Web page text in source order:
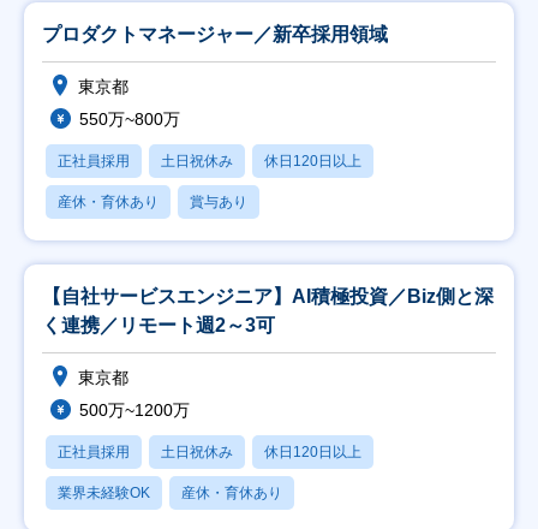
プロダクトマネージャー／新卒採用領域
東京都
550万~800万
正社員採用 土日祝休み 休日120日以上
産休・育休あり 賞与あり
【自社サービスエンジニア】AI積極投資／Biz側と深
く連携／リモート週2～3可
東京都
500万~1200万
正社員採用 土日祝休み 休日120日以上
業界未経験OK 産休・育休あり